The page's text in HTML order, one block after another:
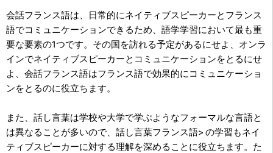
会話フランス語は、日常的にネイティブスピーカーとフランス
語でコミュニケーションできるため、語学学習において最も重
要な要素の1つです。その国を訪れる予定があるにせよ、オンラ
インでネイティブスピーカーとコミュニケーションをとるにせ
よ、会話フランス語はフランス語で効果的にコミュニケーショ
ンをとるのに役立ちます。
また、話し言葉は学校や大学で学ぶようなフォーマルな言語と
は異なることが多いので、話し言葉フランス語> の学習もネイ
ティブスピーカーに対する理解を深めることに役立ちます。た